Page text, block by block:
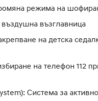
режима на
възглавница
на детска
на телефон 112
Система за